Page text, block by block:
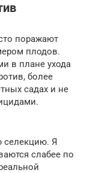
поражают
плодов.
в плане ухода
более
садах и не
селекцию. Я
слабее по